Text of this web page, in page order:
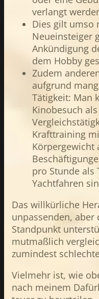
verlangt
Dies gilt umso
Neueinsteiger
Ankündigung
dem Hobby
Zudem
aufgrund
Tätigkeit: Man
Kinobesuch
Krafttraining
Körpergewicht
pro Stunde als
Yachtfahren
Das willkürliche
unpassenden, aber
Standpunkt
mutmaßlich
zumindest
Vielmehr ist, wie
nach meinem